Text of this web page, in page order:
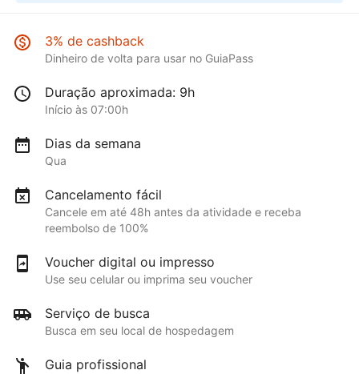
3% de cashback
Dinheiro de volta para usar no GuiaPass
Duração aproximada: 9h
Início às 07:00h
Dias da semana
Qua
Cancelamento fácil
Cancele em até 48h antes da atividade e receba
reembolso de 100%
Voucher digital ou impresso
Use seu celular ou imprima seu voucher
Serviço de busca
Busca em seu local de hospedagem
Guia profissional